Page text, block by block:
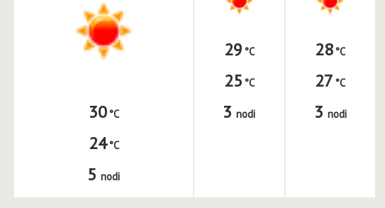
30
24
5 nodi
29
25
3 nodi
28
27
3 nodi